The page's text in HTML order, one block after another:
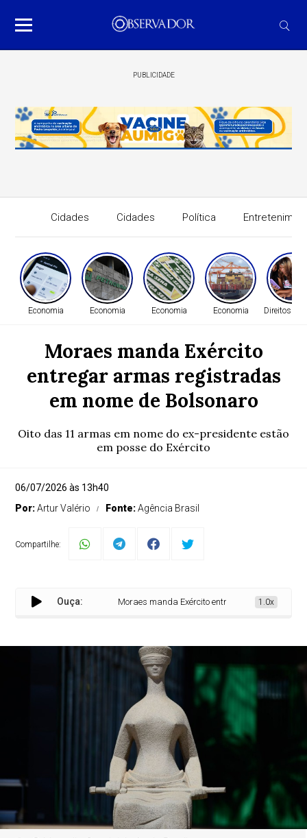
PUBLICIDADE
Cidades Cidades Política
Economia Economia Economia Economia Direitos
Moraes manda Exército
entregar armas registradas
em nome de Bolsonaro
Oito das 11 armas em nome do ex-presidente estão
em posse do Exército
06/07/2026 às 13h40
Por:Artur Valério Fonte:Agência Brasil
Compartilhe:
Ouça: Moraes manda Exército entregar armas1.0x